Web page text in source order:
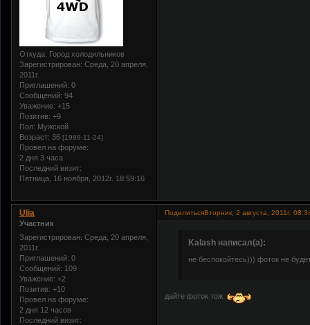
Откуда: Город холодильников
Зарегистрирован: Среда, 20 апреля,
2011г.
Приглашений: 0
Сообщений: 94
Уважение: +15
Позитив: +9
Пол: Мужской
Возраст: 36 [1989-11-24]
Провел на форуме:
2 дня 3 часа
Последний визит:
Пятница, 16 ноября, 2012г. 18:59:16
ПоделитьсяВторник, 2 августа, 2011г.
Ulia
Участник
Зарегистрирован: Среда, 20 апреля,
2011г.
Приглашений: 0
Сообщений: 109
Уважение: +2
Позитив: +10
Провел на форуме:
2 дня 12 часов
Последний визит:
Kalash написал(а):
не беспокойтесь))) фоток не
дайте фоток тож